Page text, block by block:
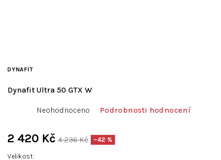
Velikost
4 236 Kč –42 %
2 420 Kč
Dynafit Ultra 50 GTX W
DYNAFIT
hodnocení
je
0,0
Neohodnoceno Podrobnosti hodnocení